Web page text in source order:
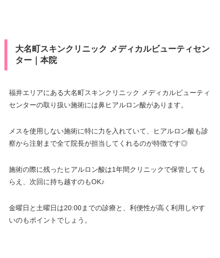
大名町スキンクリニック メディカルビューティセン
ター｜本院
福井エリアにある大名町スキンクリニック メディカルビューティ
センターの取り扱い施術には鼻ヒアルロン酸があります。
メスを使用しない施術に特に力を入れていて、ヒアルロン酸も診
察から注射まで全て院長が担当してくれるのが特徴です◎
施術の際に残ったヒアルロン酸は1年間クリニックで保管しても
らえ、次回に持ち越すのもOK♪
金曜日と土曜日は20:00までの診療と、利便性が高く利用しやす
いのもポイントでしょう。